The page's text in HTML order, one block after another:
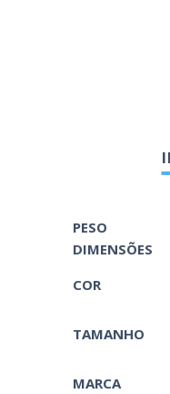
PESO
DIMENSÕES
COR
TAMANHO
MARCA